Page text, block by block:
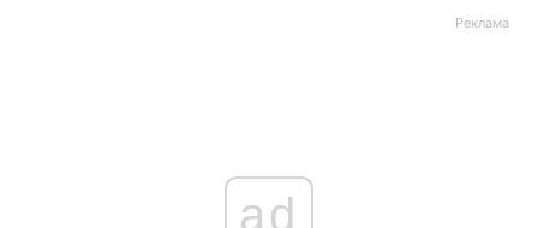
Реклама
ad